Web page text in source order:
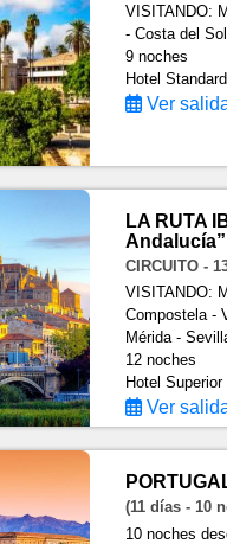
VISITANDO:
- Costa del Sol.
9 noches
Hotel Standard
Ver
LA RUTA
Andalucía”
CIRCUITO -
VISITANDO:
Compostela -
Mérida -
12 noches
Hotel Superior
Ver
(11 días - 10
10 noches